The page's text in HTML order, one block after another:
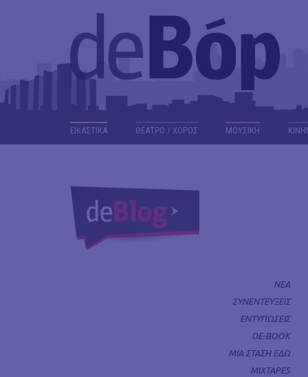
ΕΙΚΑΣΤΙΚΑ ΘΕΑΤΡΟ / ΧΟΡΟΣ ΜΟΥΣΙΚΗ
ΝΕΑ
ΣΥΝΕΝΤΕΥΞΕΙΣ
ΕΝΤΥΠΩΣΕΙΣ
DE-BOOK
ΜΙΑ ΣΤΑΣΗ ΕΔΩ
MIXTAPES